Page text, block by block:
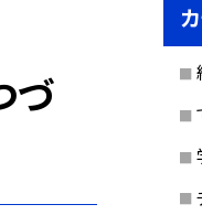
づ